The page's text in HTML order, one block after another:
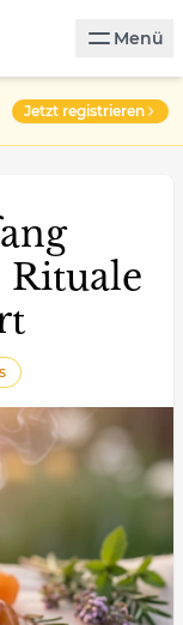
Menü
Jetzt registrieren